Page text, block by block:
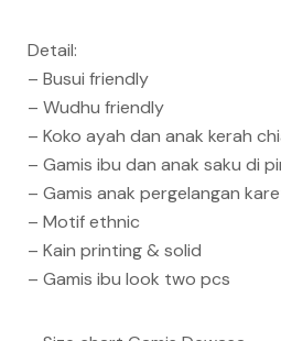
Detail:
– Busui friendly
– Wudhu friendly
– Koko ayah dan anak kerah
– Gamis ibu dan anak saku di
– Gamis anak pergelangan
– Motif ethnic
– Kain printing & solid
– Gamis ibu look two pcs